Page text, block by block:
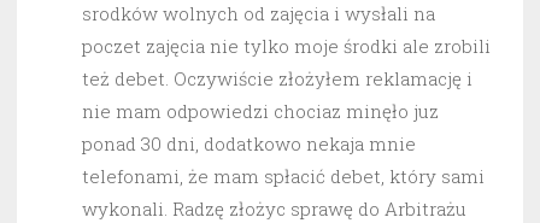
srodków wolnych od zajęcia i wysłali na
poczet zajęcia nie tylko moje środki ale zrobili
też debet. Oczywiście złożyłem reklamację i
nie mam odpowiedzi chociaz minęło juz
ponad 30 dni, dodatkowo nekaja mnie
telefonami, że mam spłacić debet, który sami
wykonali. Radzę złożyc sprawę do Arbitrażu